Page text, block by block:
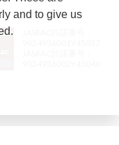
and to give us